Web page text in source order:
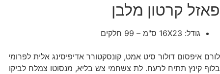
פאזל קרטון מלבן
גודל: 16X23 ס"מ – 99 חלקים
לורם איפסום דולור סיט אמט, קונסקטורר אדיפיסינג אלית לפרומי
בלוף קינץ תתיח לרעח. לת צשחמי צש בליא, מנסוטו צמלח לביקו